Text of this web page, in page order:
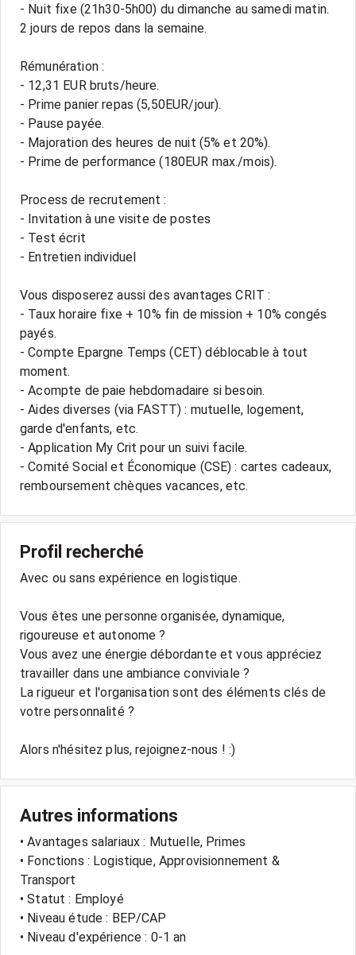
- Nuit fixe (21h30-5h00) du dimanche au samedi matin.
2 jours de repos dans la semaine.
Rémunération :
- 12,31 EUR bruts/heure.
- Prime panier repas (5,50EUR/jour).
- Pause payée.
- Majoration des heures de nuit (5% et 20%).
- Prime de performance (180EUR max./mois).
Process de recrutement :
- Invitation à une visite de postes
- Test écrit
- Entretien individuel
Vous disposerez aussi des avantages CRIT :
- Taux horaire fixe + 10% fin de mission + 10% congés
payés.
- Compte Epargne Temps (CET) déblocable à tout
moment.
- Acompte de paie hebdomadaire si besoin.
- Aides diverses (via FASTT) : mutuelle, logement,
garde d'enfants, etc.
- Application My Crit pour un suivi facile.
- Comité Social et Économique (CSE) : cartes cadeaux,
remboursement chèques vacances, etc.
Profil recherché
Avec ou sans expérience en logistique.
Vous êtes une personne organisée, dynamique,
rigoureuse et autonome ?
Vous avez une énergie débordante et vous appréciez
travailler dans une ambiance conviviale ?
La rigueur et l'organisation sont des éléments clés de
votre personnalité ?
Alors n'hésitez plus, rejoignez-nous ! :)
Autres informations
• Avantages salariaux : Mutuelle, Primes
• Fonctions : Logistique, Approvisionnement &
Transport
• Statut : Employé
• Niveau étude : BEP/CAP
• Niveau d'expérience : 0-1 an